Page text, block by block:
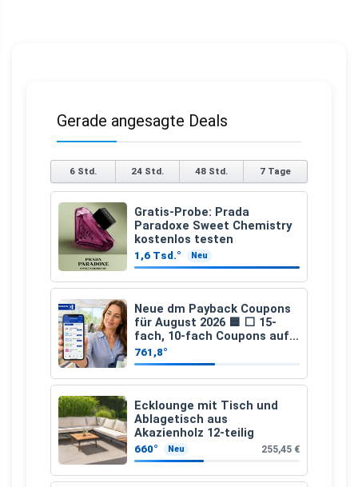
Gerade angesagte Deals
6 Std. 24 Std. 48 Std. 7 Tage
Gratis-Probe: Prada
Paradoxe Sweet Chemistry
kostenlos testen
1,6 Tsd.° Neu
Neue dm Payback Coupons
für August 2026 🟦 ⬜ 15-
fach, 10-fach Coupons auf
den gesamten Einkauf ab 2
€
761,8°
Ecklounge mit Tisch und
Ablagetisch aus
Akazienholz 12-teilig
660° Neu 255,45 €